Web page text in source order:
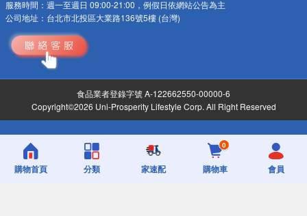
服務時間： 週一至週日 09:00-21:00，例假日依網站公告為主
公司地址： 台北市北投區大業路136號5樓 (台灣)
食品業者登錄字號 A-122662550-00000-6
Copyright©2026 Uni-Prosperity Lifestyle Corp. All Right Reserved
購物首頁 分類 家速配
0
購物車 會員